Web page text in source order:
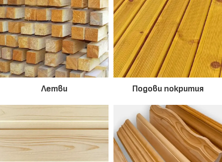
Летви Подови покрития